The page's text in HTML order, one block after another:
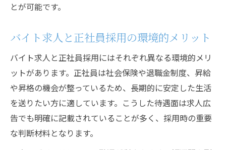
とが可能です。
バイト求人と正社員採用の環境的メリット
バイト求人と正社員採用にはそれぞれ異なる環境的メリ
ットがあります。正社員は社会保険や退職金制度、昇給
や昇格の機会が整っているため、長期的に安定した生活
を送りたい方に適しています。こうした待遇面は求人広
告でも明確に記載されていることが多く、採用時の重要
な判断材料となります。